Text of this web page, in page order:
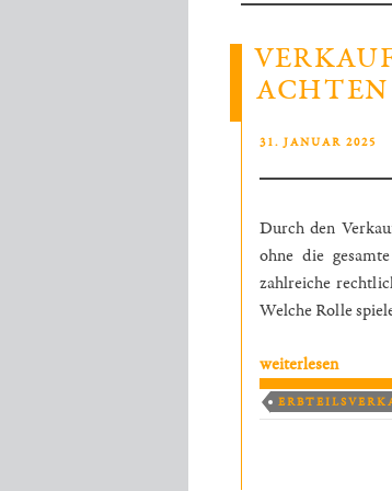
VERÖFFENTLICHT
31. JANUAR 2025
Durch den
ohne die
zahlreiche
Welche Rolle
„Verkauf
eines
Erbteils:
weiterlesen